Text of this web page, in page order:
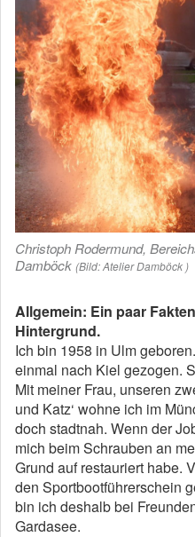
Christoph Rodermund,
Damböck (Bild: Atelier Damböck )
Allgemein: Ein paar
Hintergrund.
Ich bin 1958 in Ulm
einmal nach Kiel gezogen.
Mit meiner Frau, unseren
und Katz‘ wohne ich im
doch stadtnah. Wenn der
mich beim Schrauben an
Grund auf restauriert habe.
den Sportbootführerschein
bin ich deshalb bei
Gardasee.